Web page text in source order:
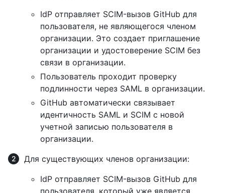
IdP отправляет SCIM-вызов GitHub для
пользователя, не являющегося членом
организации. Это создает приглашение
организации и удостоверение SCIM без
связи в организации.
Пользователь проходит проверку
подлинности через SAML в организации.
GitHub автоматически связывает
идентичность SAML и SCIM с новой
учетной записью пользователя в
организации.
Для существующих членов организации:
IdP отправляет SCIM-вызов GitHub для